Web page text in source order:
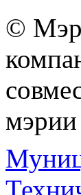
©
мэрии